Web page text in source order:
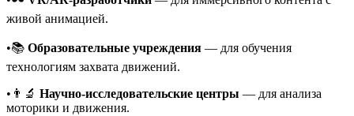
живой анимацией.
•📚 Образовательные учреждения — для обучения
технологиям захвата движений.
•👨‍🔬 Научно-исследовательские центры — для анализа
моторики и движения.